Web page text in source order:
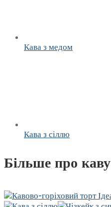
Кава з медом
Кава з сіллю
Більше про каву